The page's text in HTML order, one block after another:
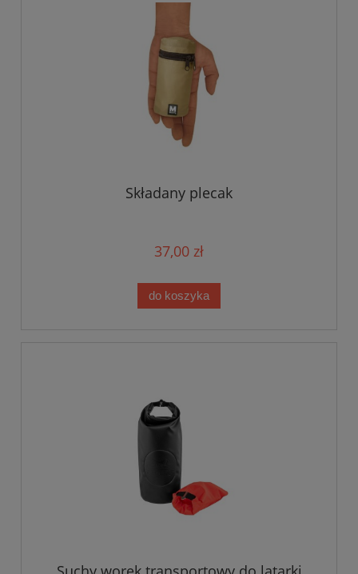
Składany plecak
37,00 zł
do koszyka